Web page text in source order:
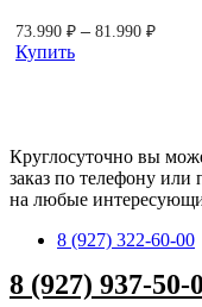
73.990 ₽ – 81.990 ₽
Купить
Круглосуточно вы
заказ по телефону или
на любые
8 (927) 322-60-00
8 (927) 937-50-